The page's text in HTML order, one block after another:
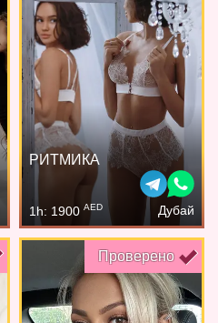
РИТМИКА
1h: 1900 AED Дубай
Проверено